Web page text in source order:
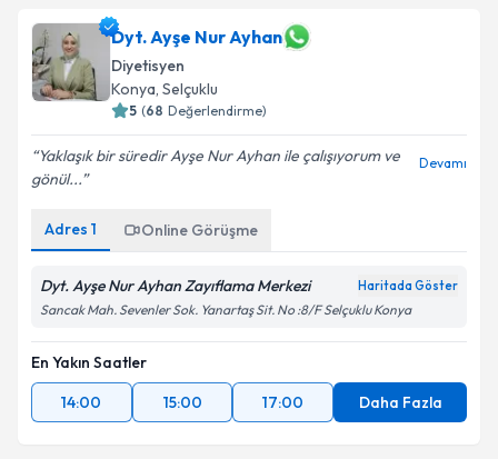
Dyt. Ayşe Nur Ayhan
Diyetisyen
Konya, Selçuklu
5 (68 Değerlendirme)
Yaklaşık bir süredir Ayşe Nur Ayhan ile çalışıyorum ve
gönül...
Devamı
Adres 1 Online Görüşme
Dyt. Ayşe Nur Ayhan Zayıflama Merkezi Haritada Göster
Sancak Mah. Sevenler Sok. Yanartaş Sit. No :8/F Selçuklu Konya
En Yakın Saatler
14:00
15:00 17:00 Daha Fazla